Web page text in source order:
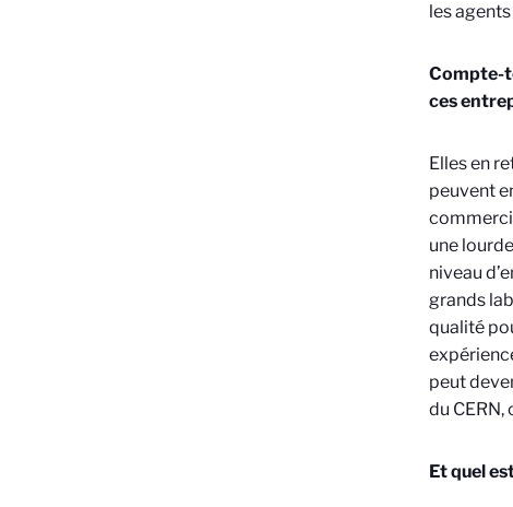
les
Compte-
ces
Elles en
peuvent
une
niveau
grands
qualité
peut
du
Et quel